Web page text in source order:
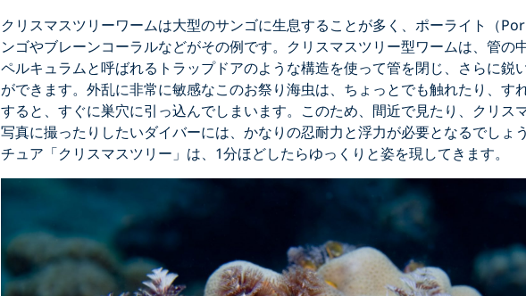
クリスマスツリーワームは大型のサンゴに生息することが多く、ポーライト（
ンゴやブレーンコーラルなどがその例です。クリスマスツリー型ワームは、管の
ペルキュラムと呼ばれるトラップドアのような構造を使って管を閉じ、さらに鋭
ができます。外乱に非常に敏感なこのお祭り海虫は、ちょっとでも触れたり、す
すると、すぐに巣穴に引っ込んでしまいます。このため、間近で見たり、クリス
写真に撮ったりしたいダイバーには、かなりの忍耐力と浮力が必要となるでしょ
チュア「クリスマスツリー」は、1分ほどしたらゆっくりと姿を現してきます。